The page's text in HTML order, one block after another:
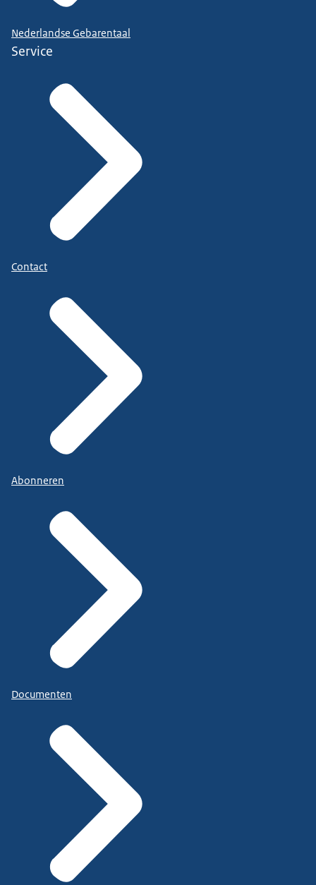
Nederlandse Gebarentaal
Service
Contact
Abonneren
Documenten